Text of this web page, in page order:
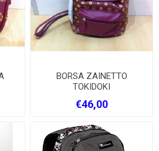
BORSA ZAINETTO
TOKIDOKI
€46,00